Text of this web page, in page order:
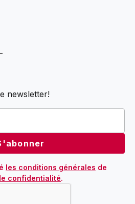
newsletter!
les conditions générales de
confidentialité.